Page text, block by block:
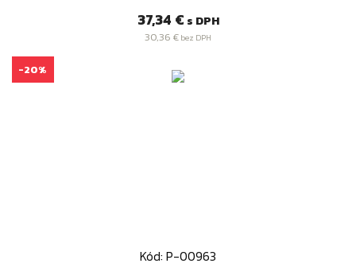
Cena
37,34 € s DPH
30,36 € bez DPH
Kód: P-00963
-20%